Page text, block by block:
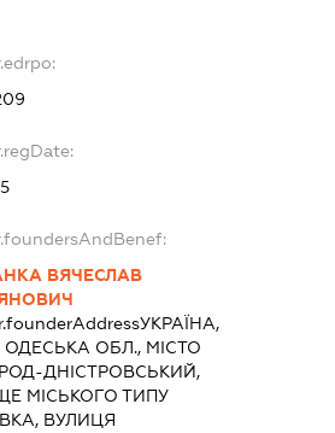
ВЯЧЕСЛАВ
УКРАЇНА,
ОДЕСЬКА ОБЛ., МІСТО
ДНІСТРОВСЬКИЙ,
МІСЬКОГО ТИПУ
ВУЛИЦЯ